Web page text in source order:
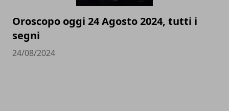
Oroscopo oggi 24 Agosto 2024, tutti i
segni
24/08/2024